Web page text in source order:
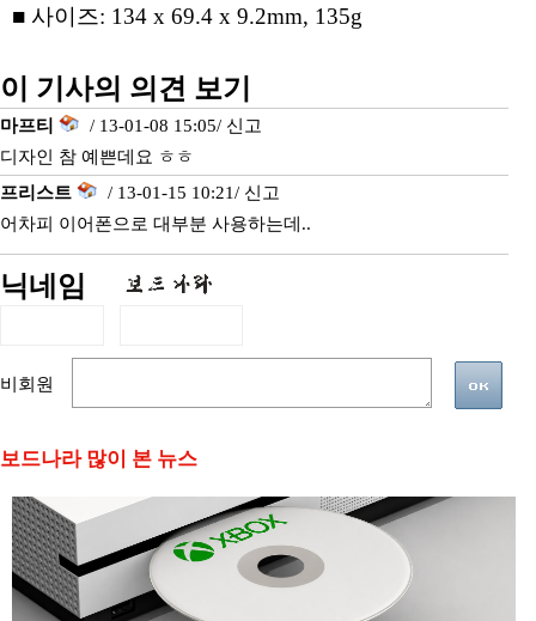
■ 사이즈: 134 x 69.4 x 9.2mm, 135g
이 기사의 의견 보기
마프티 / 13-01-08 15:05/ 신고
디자인 참 예쁜데요 ㅎㅎ
프리스트
/ 13-01-15 10:21/ 신고
어차피 이어폰으로 대부분 사용하는데..
닉네임
비회원
보드나라 많이 본 뉴스